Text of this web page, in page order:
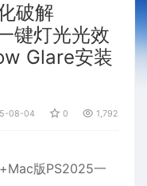
破解
键灯光光效
Glare安装
08-04 0 1,792
版PS2025一